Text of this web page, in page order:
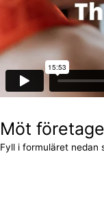
Möt
Fyll i formuläret nedan